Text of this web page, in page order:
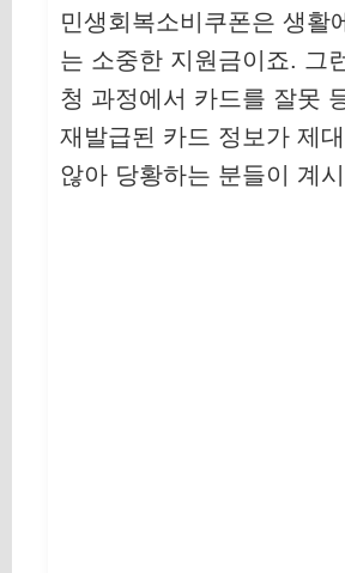
민생회복소비쿠폰은 생활
는 소중한 지원금이죠. 그
청 과정에서 카드를 잘못
재발급된 카드 정보가 제
않아 당황하는 분들이 계